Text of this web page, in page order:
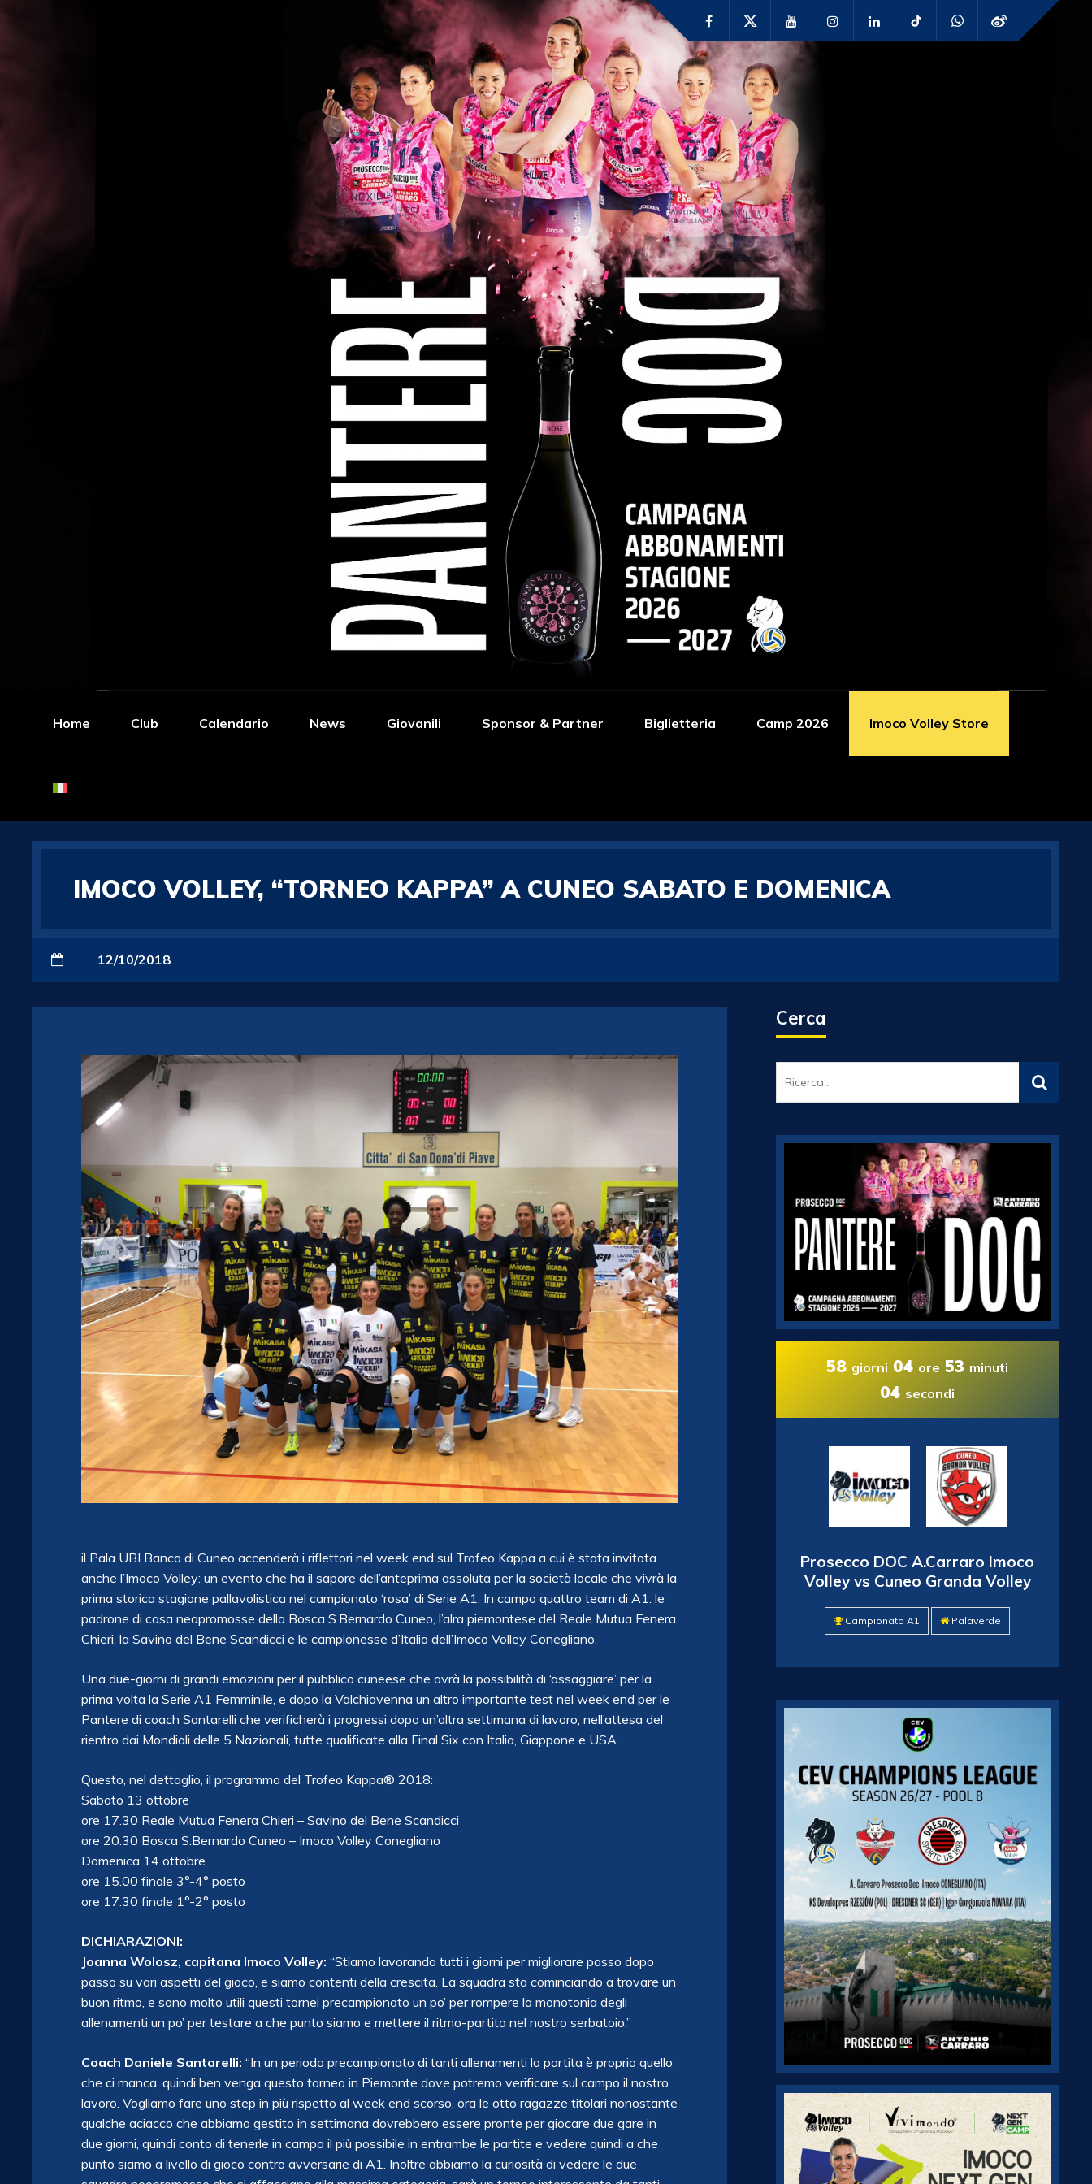
Home Club Calendario News Giovanili Sponsor & Partner Biglietteria Camp 2026 Imoco Volley Store
IMOCO VOLLEY, “TORNEO KAPPA” A CUNEO SABATO E DOMENICA
12/10/2018
il Pala UBI Banca di Cuneo accenderà i riflettori nel week end sul Trofeo Kappa a cui è stata invitata
anche l’Imoco Volley: un evento che ha il sapore dell’anteprima assoluta per la società locale che vivrà la
prima storica stagione pallavolistica nel campionato ‘rosa’ di Serie A1. In campo quattro team di A1: le
padrone di casa neopromosse della Bosca S.Bernardo Cuneo, l’alra piemontese del Reale Mutua Fenera
Chieri, la Savino del Bene Scandicci e le campionesse d’Italia dell’Imoco Volley Conegliano.
Una due-giorni di grandi emozioni per il pubblico cuneese che avrà la possibilità di ‘assaggiare’ per la
prima volta la Serie A1 Femminile, e dopo la Valchiavenna un altro importante test nel week end per le
Pantere di coach Santarelli che verificherà i progressi dopo un’altra settimana di lavoro, nell’attesa del
rientro dai Mondiali delle 5 Nazionali, tutte qualificate alla Final Six con Italia, Giappone e USA.
Questo, nel dettaglio, il programma del Trofeo Kappa® 2018:
Sabato 13 ottobre
ore 17.30 Reale Mutua Fenera Chieri – Savino del Bene Scandicci
ore 20.30 Bosca S.Bernardo Cuneo – Imoco Volley Conegliano
Domenica 14 ottobre
ore 15.00 finale 3°-4° posto
ore 17.30 finale 1°-2° posto
DICHIARAZIONI:
Joanna Wolosz, capitana Imoco Volley: “Stiamo lavorando tutti i giorni per migliorare passo dopo
passo su vari aspetti del gioco, e siamo contenti della crescita. La squadra sta cominciando a trovare un
buon ritmo, e sono molto utili questi tornei precampionato un po’ per rompere la monotonia degli
allenamenti un po’ per testare a che punto siamo e mettere il ritmo-partita nel nostro serbatoio.”
Coach Daniele Santarelli: “In un periodo precampionato di tanti allenamenti la partita è proprio quello
che ci manca, quindi ben venga questo torneo in Piemonte dove potremo verificare sul campo il nostro
lavoro. Vogliamo fare uno step in più rispetto al week end scorso, ora le otto ragazze titolari nonostante
qualche aciacco che abbiamo gestito in settimana dovrebbero essere pronte per giocare due gare in
due giorni, quindi conto di tenerle in campo il più possibile in entrambe le partite e vedere quindi a che
punto siamo a livello di gioco contro avversarie di A1. Inoltre abbiamo la curiosità di vedere le due
Cerca
58 giorni 04 ore 53 minuti
02 secondi
Prosecco DOC A.Carraro Imoco
Volley vs Cuneo Granda Volley
Campionato A1 Palaverde